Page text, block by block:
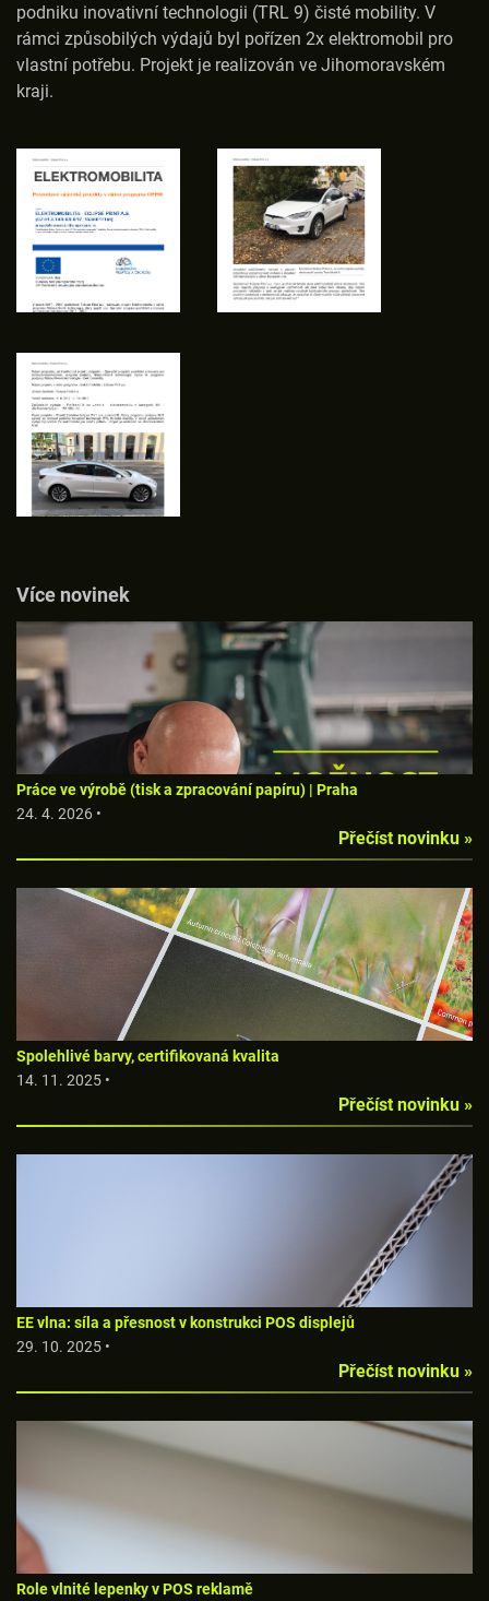
podniku inovativní technologii (TRL 9) čisté mobility. V
rámci způsobilých výdajů byl pořízen 2x elektromobil pro
vlastní potřebu. Projekt je realizován ve Jihomoravském
kraji.
Více novinek
Práce ve výrobě (tisk a zpracování papíru) | Praha
24. 4. 2026 •
Přečíst novinku »
Spolehlivé barvy, certifikovaná kvalita
14. 11. 2025 •
Přečíst novinku »
EE vlna: síla a přesnost v konstrukci POS displejů
29. 10. 2025 •
Přečíst novinku »
Role vlnité lepenky v POS reklamě